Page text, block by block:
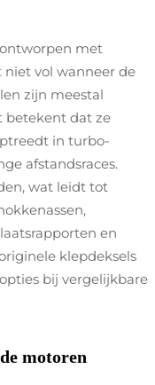
met
vol wanneer de
zijn meestal
betekent dat ze
in turbo-
afstandsraces.
wat leidt tot
en
klepdeksels
bij vergelijkbare
motoren